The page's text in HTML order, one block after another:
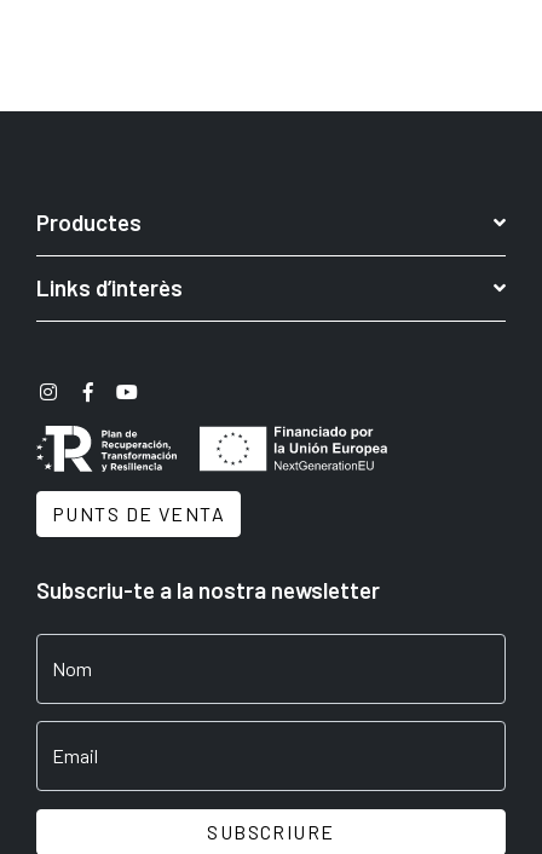
Productes
Links d’interès
PUNTS DE VENTA
Subscriu-te a la nostra newsletter
Nom
Email
SUBSCRIURE